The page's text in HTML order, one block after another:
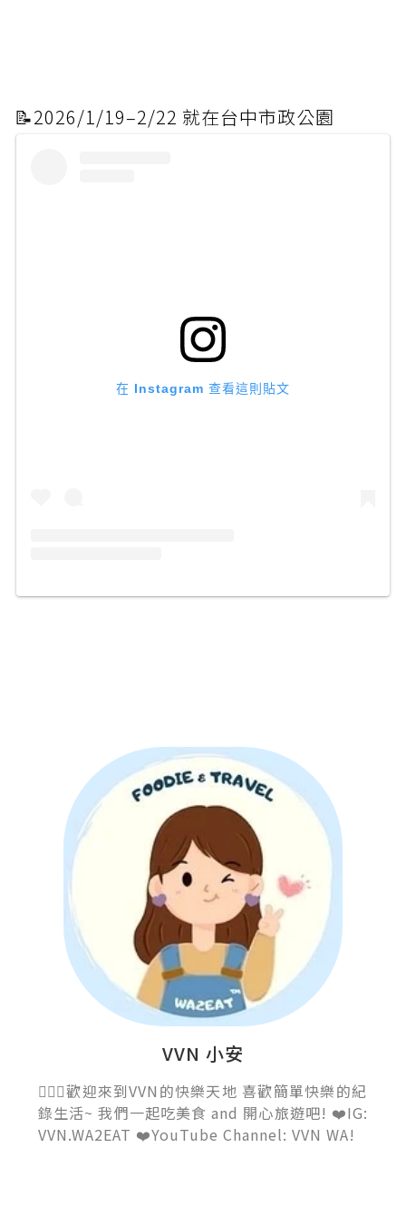
📝2026/1/19–2/22 就在台中市政公園
在 Instagram 查看這則貼文
VVN 小安
💁🏻‍♀️歡迎來到VVN的快樂天地 喜歡簡單快樂的紀
錄生活~ 我們一起吃美食 and 開心旅遊吧! ❤️IG:
VVN.WA2EAT ❤️YouTube Channel: VVN WA!